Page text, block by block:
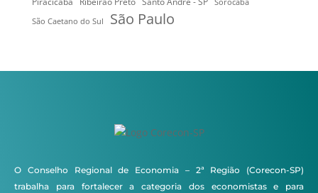
Sorocaba
São Caetano do Sul
São Paulo
O Conselho Regional de Economia – 2ª Região (Corecon-SP)
trabalha para fortalecer a categoria dos economistas e para